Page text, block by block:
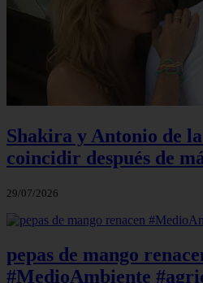
Shakira y Antonio de
coincidir después de
29/07/2026
pepas de mango
#MedioAmbiente